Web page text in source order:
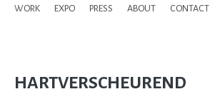
WORK EXPO PRESS ABOUT CONTACT
HARTVERSCHEUREND